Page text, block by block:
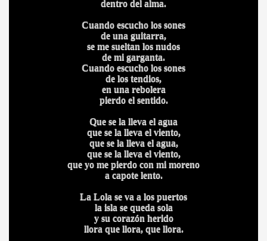
dentro del alma.
Cuando escucho los sones
de una guitarra,
se me sueltan los nudos
de mi garganta.
Cuando escucho los sones
de los tendios,
en una rebolera
pierdo el sentido.
Que se la lleva el agua
que se la lleva el viento,
que se la lleva el agua,
que se la lleva el viento,
que yo me pierdo con mi moreno
a capote lento.
La Lola se va a los puertos
la isla se queda sola
y su corazón herido
llora que llora, que llora.